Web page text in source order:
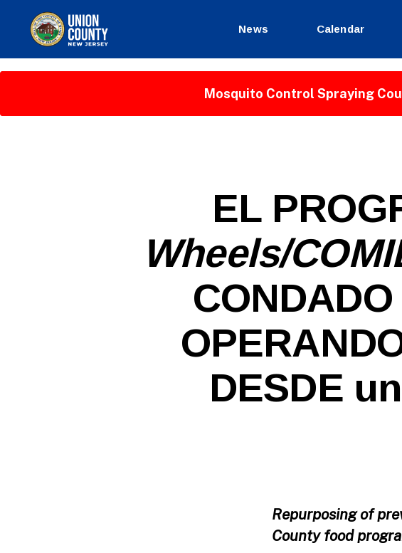
of
Jersey
News Calendar
Mosquito Control Spraying
EL
Wheels/
DESDE
Repurposing of
County food